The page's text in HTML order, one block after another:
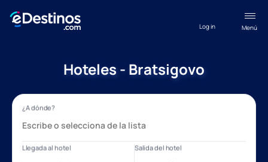
Menú
Log in
Hoteles - Bratsigovo